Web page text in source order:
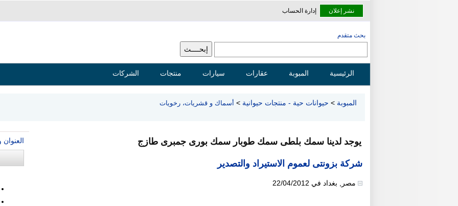
نشر إعلان إدارة الحساب
بحث متقدم
الرئيسية المبوبة عقارات سيارات منتجات الشركات
المبوبة > حيوانات حية - منتجات حيوانية > أسماك و قشريات، رخويات
يوجد لدينا سمك بلطى سمك طوبار سمك بورى جمبرى طازج
شركة بزونتى لعموم الاستيراد والتصدير
مصر بغداد في 22/04/2012